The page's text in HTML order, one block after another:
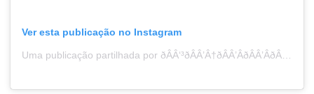
Ver esta publicação no Instagram
Uma publicação partilhada por ðÂÂ‘³ðÂÂ’Â†ðÂÂ’ÂðÂÂ’ÂðÂÂ’Â‚ðÂÂ’Â“ðÂÂ’Â…ðÂÂ’Â ðÂÂ‘ªðÂÂ’ÂðÂÂ’Â“ðÂÂ’Â“ðÂÂ’Â†ðÂÂ’ÂŠðÂÂ’Â‚ (@lcorreia__)